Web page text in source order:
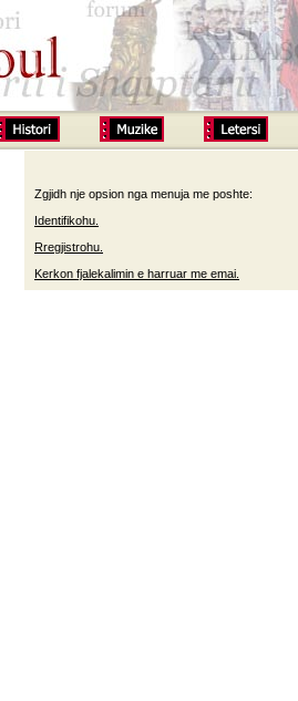
Zgjidh nje opsion nga menuja me poshte:
Identifikohu.
Rregjistrohu.
Kerkon fjalekalimin e harruar me emai.